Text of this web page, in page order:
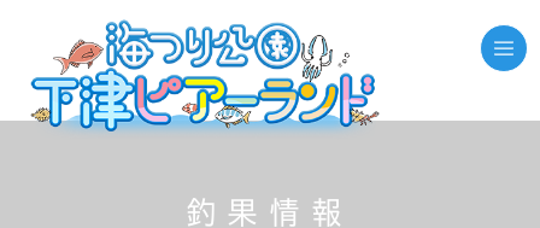
釣果情報